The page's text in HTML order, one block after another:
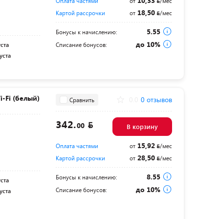
Картой рассрочки
от18,50 /мес
Бонусы к начислению: 5.55
Списание бонусов: до 10%
Fi (белый) Сравнить 0 отзывов
342.00 В корзину
Оплата частями от15,92
/мес
Картой рассрочки
от28,50 /мес
Бонусы к начислению: 8.55
Списание бонусов: до 10%